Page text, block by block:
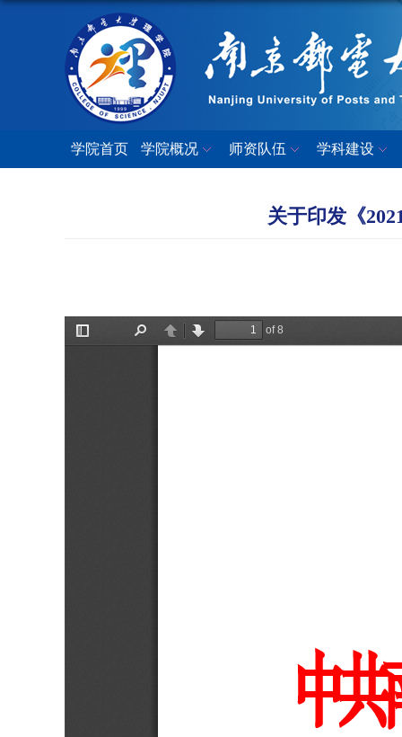
学院首页 学院概况 师资队伍 学科建设
关于印发《